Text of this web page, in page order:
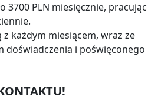
3700 PLN miesięcznie, pracując
każdym miesiącem, wraz ze
doświadczenia i poświęconego